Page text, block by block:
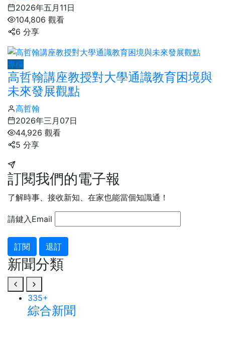
2026年五月11日
104,806 觀看
6 分享
專欄
高哲翰講座教授對大學通識教育困境與
未來發展觀點
高哲翰
2026年三月07日
44,926 觀看
5 分享
訂閱我們的電子報
了解時事、接收新知、在家也能當個知識通！
請鍵入Email
訂閱 退訂
新聞分類
335+
綜合新聞